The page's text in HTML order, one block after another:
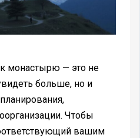
монастырю — это не
больше, но и
Чтобы
вашим